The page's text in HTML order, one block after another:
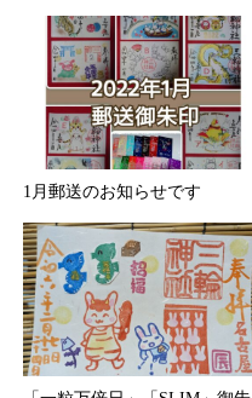
1月郵送のお知らせです